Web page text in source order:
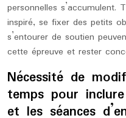
personnelles s’accumulent.
inspiré, se fixer des petits
s’entourer de soutien
cette épreuve et rester
Nécessité de
temps pour
et les séances